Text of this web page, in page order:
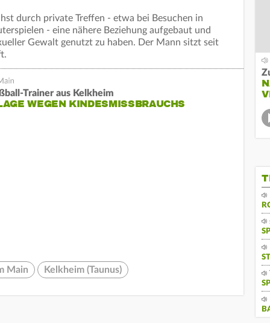
durch private Treffen - etwa bei Besuchen in
- eine nähere Beziehung aufgebaut und
Gewalt genutzt zu haben. Der Mann sitzt seit
Trainer aus Kelkheim
WEGEN KINDESMISSBRAUCHS
Main Kelkheim (Taunus)